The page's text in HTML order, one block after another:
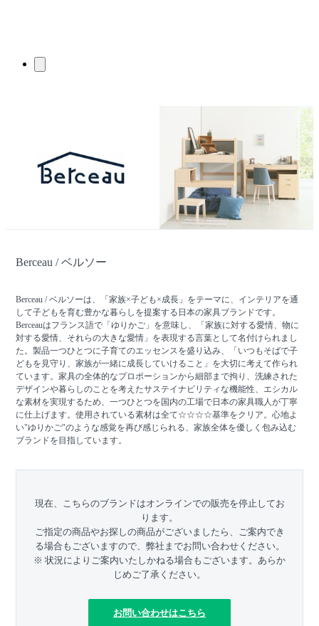
Berceau / ベルソー
Berceau / ベルソーは、「家族×子ども×成長」をテーマに、インテリアを通
して子どもを育む豊かな暮らしを提案する日本の家具ブランドです。
Berceauはフランス語で「ゆりかご」を意味し、「家族に対する愛情、物に
対する愛情、それらの大きな愛情」を表現する言葉として名付けられまし
た。製品一つひとつに子育てのエッセンスを盛り込み、「いつもそばで子
どもを見守り、家族が一緒に成長していけること」を大切に考えて作られ
ています。家具の全体的なプロポーションから細部まで拘り、洗練された
デザインや暮らしのことを考えたサステイナビリティな機能性、エシカル
な素材を実現するため、一つひとつを国内の工場で日本の家具職人が丁寧
に仕上げます。使用されている素材は全て☆☆☆☆基準をクリア。心地よ
い"ゆりかご"のような感覚を再び感じられる、家族全体を優しく包み込む
ブランドを目指しています。
現在、こちらのブランドはオンラインでの販売を停止してお
ります。
ご指定の商品やお探しの商品がございましたら、ご案内でき
る場合もございますので、弊社までお問い合わせください。
※ 状況によりご案内いたしかねる場合もございます。あらか
じめご了承ください。
お問い合わせはこちら